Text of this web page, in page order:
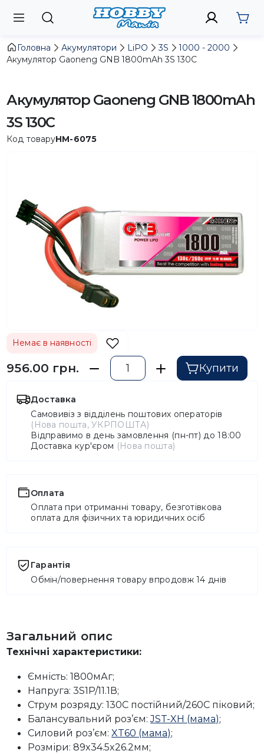
Головна Акумулятори LiPO 3S
1000 - 2000
Акумулятор Gaoneng GNB 1800mAh 3S 130C
Акумулятор Gaoneng GNB 1800mAh
3S 130C
Код товаруHM-6075
Немає в наявності
956.00 грн. Купити
Доставка
Самовивіз з відділень поштових операторів
(Нова пошта, УКРПОШТА)
Відправимо в день замовлення (пн-пт) до 18:00
Доставка кур'єром (Нова пошта)
Оплата
Оплата при отриманні товару, безготівкова
оплата для фізичних та юридичних осіб
Гарантія
Обмін/повернення товару впродовж 14 днів
Загальний опис
Технічні характеристики:
Ємність: 1800мАг;
Напруга: 3S1P/11.1В;
Струм розряду: 130C постійний/260C піковий;
Балансувальний роз’єм:JST-XH (мама);
Силовий роз’єм:XT60 (мама);
Розміри: 89x34.5x26.2мм;